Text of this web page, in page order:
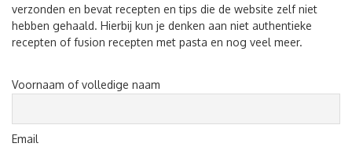
verzonden en bevat recepten en tips die de website zelf niet
hebben gehaald. Hierbij kun je denken aan niet authentieke
recepten of fusion recepten met pasta en nog veel meer.
Voornaam of volledige naam
Email